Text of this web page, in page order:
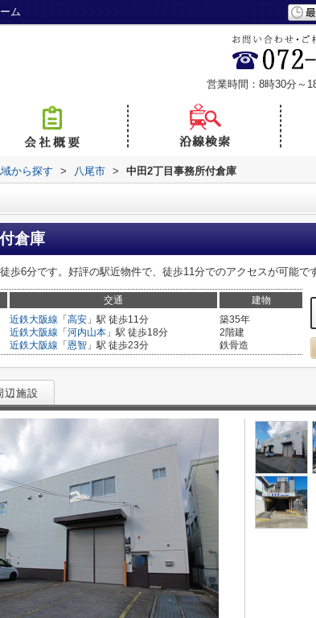
ム
営業時間：8時30分～
から探す > 八尾市 > 中田2丁目事務所付倉庫
倉庫
歩6分です。好評の駅近物件で、徒歩11分でのアクセスが可能で
交通 建物
近鉄大阪線 「 高安 」駅 徒歩11分
近鉄大阪線 「 河内山本 」駅 徒歩18分
近鉄大阪線 「 恩智 」駅 徒歩23分
築35年
2階建
鉄骨造
辺施設